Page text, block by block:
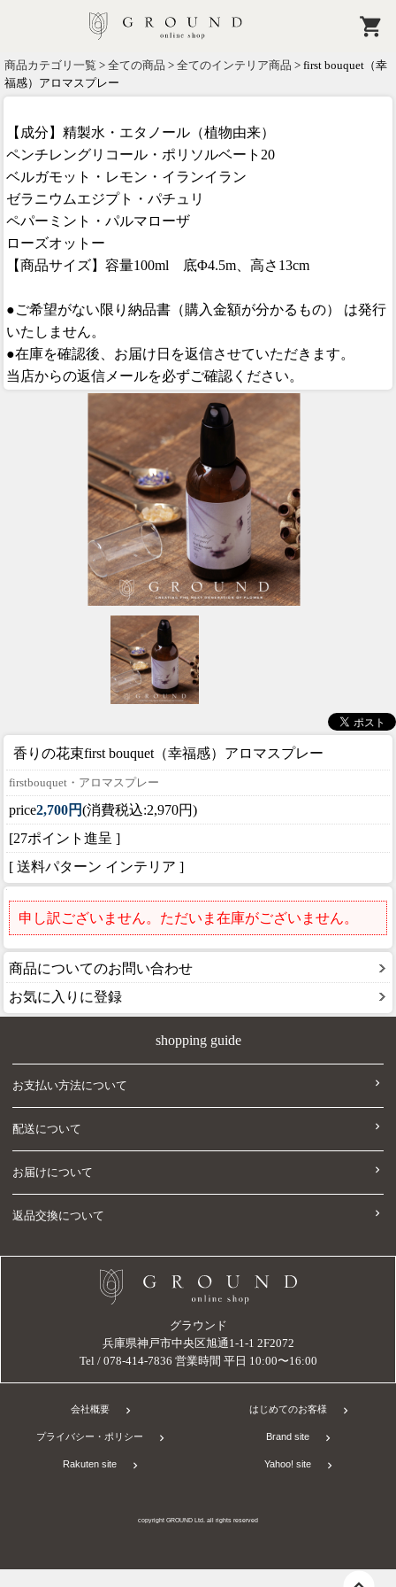
商品カテゴリ一覧 > 全ての商品 > 全てのインテリア商品 > first bouquet（幸
福感）アロマスプレー
【成分】精製水・エタノール（植物由来）
ペンチレングリコール・ポリソルベート20
ベルガモット・レモン・イランイラン
ゼラニウムエジプト・パチュリ
ペパーミント・パルマローザ
ローズオットー
【商品サイズ】容量100ml 底Φ4.5m、高さ13cm
●ご希望がない限り納品書（購入金額が分かるもの） は発行
いたしません。
●在庫を確認後、お届け日を返信させていただきます。
当店からの返信メールを必ずご確認ください。
香りの花束first bouquet（幸福感）アロマスプレー
firstbouquet・アロマスプレー
price2,700円(消費税込:2,970円)
[27ポイント進呈 ]
[ 送料パターン インテリア ]
申し訳ございません。ただいま在庫がございません。
商品についてのお問い合わせ
お気に入りに登録
shopping guide
お支払い方法について
配送について
お届けについて
返品交換について
グラウンド
兵庫県神戸市中央区旭通1-1-1 2F2072
Tel / 078-414-7836 営業時間 平日 10:00〜16:00
会社概要 はじめてのお客様
プライバシー・ポリシー Brand site
Rakuten site Yahoo! site
copyright GROUND Ltd. all rights reserved